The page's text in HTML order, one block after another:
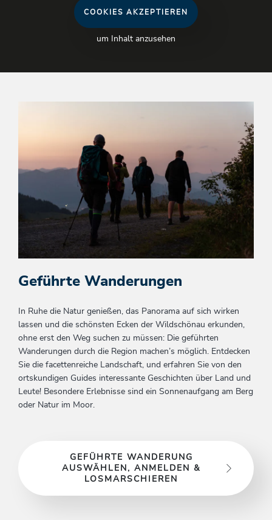
COOKIES AKZEPTIEREN
um Inhalt anzusehen
Geführte Wanderungen
In Ruhe die Natur genießen, das Panorama auf sich wirken
lassen und die schönsten Ecken der Wildschönau erkunden,
ohne erst den Weg suchen zu müssen: Die geführten
Wanderungen durch die Region machen’s möglich. Entdecken
Sie die facettenreiche Landschaft, und erfahren Sie von den
ortskundigen Guides interessante Geschichten über Land und
Leute! Besondere Erlebnisse sind ein Sonnenaufgang am Berg
oder Natur im Moor.
GEFÜHRTE WANDERUNG
AUSWÄHLEN, ANMELDEN &
LOSMARSCHIEREN